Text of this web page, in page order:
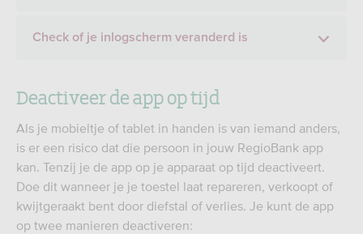
Check of je inlogscherm veranderd is
Deactiveer de app op tijd
Als je mobieltje of tablet in handen is van iemand anders,
is er een risico dat die persoon in jouw RegioBank app
kan. Tenzij je de app op je apparaat op tijd deactiveert.
Doe dit wanneer je je toestel laat repareren, verkoopt of
kwijtgeraakt bent door diefstal of verlies. Je kunt de app
op twee manieren deactiveren: